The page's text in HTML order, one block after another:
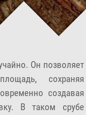
Он позволяет
сохраняя
создавая
В таком срубе